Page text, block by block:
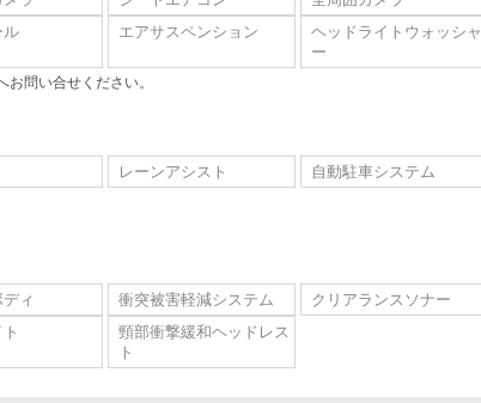
ル エアサスペンション
ヘッドライトウォッシャ
ー
問い合せください。
レーンアシスト
自動駐車システム
ィ 衝突被害軽減システム
クリアランスソナー
頸部衝撃緩和ヘッドレス
ト